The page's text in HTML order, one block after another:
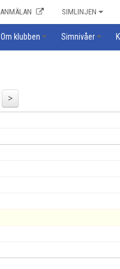
ANMÄLAN SIMLINJEN
Om klubben Simnivåer